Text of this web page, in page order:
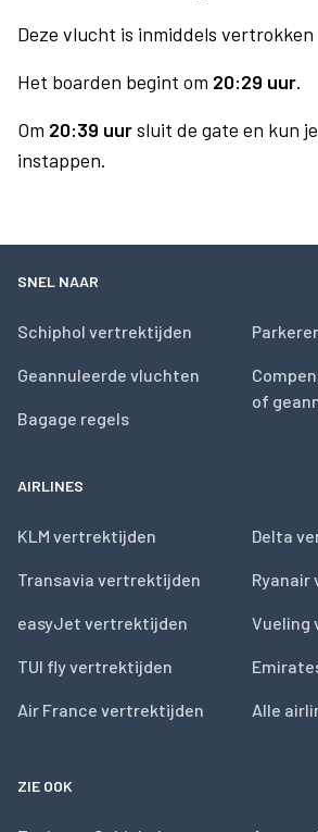
Deze vlucht is inmiddels
Het boarden begint om 20:29 uur.
Om 20:39 uursluit de gate en kun
instappen.
SNEL NAAR
Schiphol vertrektijden
Geannuleerde vluchten
Bagage regels
of
AIRLINES
KLM vertrektijden
Transavia vertrektijden
easyJet vertrektijden
TUI fly vertrektijden
Air France vertrektijden
Delta
Vueling
Alle
ZIE OOK